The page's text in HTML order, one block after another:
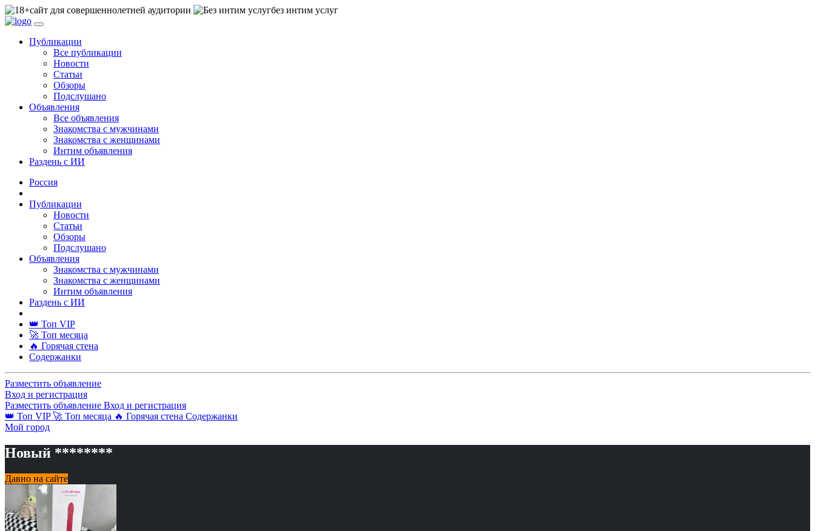
сайт для совершеннолетней аудитории без интим услуг
Публикации
Все публикации
Новости
Статьи
Обзоры
Подслушано
Объявления
Все объявления
Знакомства с мужчинами
Знакомства с женщинами
Интим объявления
Раздень с ИИ
Россия
Публикации
Новости
Статьи
Обзоры
Подслушано
Объявления
Знакомства с мужчинами
Знакомства с женщинами
Интим объявления
Раздень с ИИ
👑 Топ VIP
🚀 Топ месяца
🔥 Горячая стена
Содержанки
Разместить объявление
Вход и регистрация
Разместить объявление Вход и регистрация
👑 Топ VIP 🚀 Топ месяца 🔥 Горячая стена Содержанки
Мой город
Новый ********
Давно на сайте